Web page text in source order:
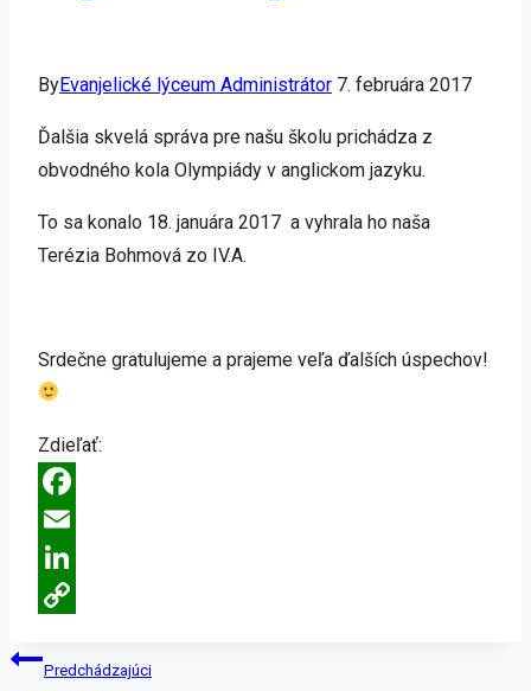
ByEvanjelické lýceum Administrátor 7. februára 2017
Ďalšia skvelá správa pre našu školu prichádza z
obvodného kola Olympiády v anglickom jazyku.
To sa konalo 18. januára 2017 a vyhrala ho naša
Terézia Bohmová zo IV.A.
Srdečne gratulujeme a prajeme veľa ďalších úspechov!
Zdieľať:
Facebook
Email
LinkedIn
Link
Predchádzajúci